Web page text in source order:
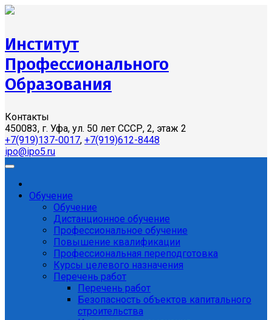
Институт
Профессионального
Образования
Контакты
450083, г. Уфа, ул. 50 лет СССР, 2, этаж 2
+7(919)137-0017, +7(919)612-8448
ipo@ipo5.ru
Обучение
Обучение
Дистанционное обучение
Профессиональное обучение
Повышение квалификации
Профессиональная переподготовка
Курсы целевого назначения
Перечень работ
Перечень работ
Безопасность объектов капитального
строительства